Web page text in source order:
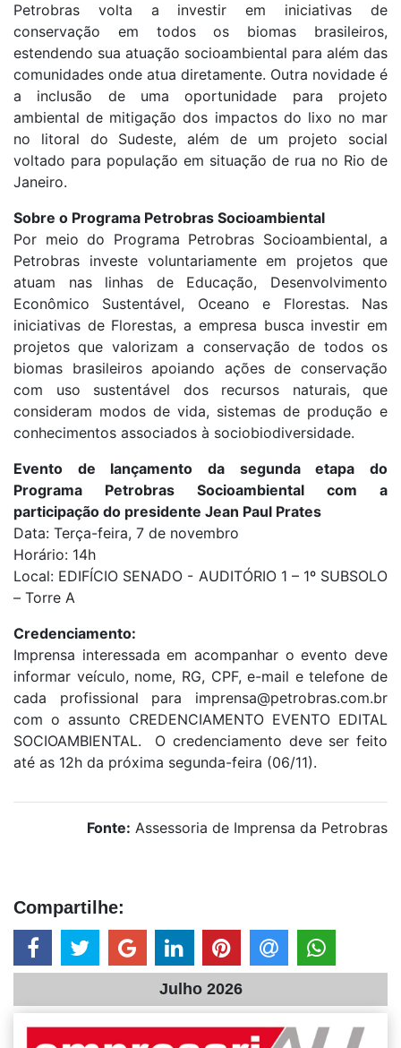
Petrobras volta a investir em iniciativas de
conservação em todos os biomas brasileiros,
estendendo sua atuação socioambiental para além das
comunidades onde atua diretamente. Outra novidade é
a inclusão de uma oportunidade para projeto
ambiental de mitigação dos impactos do lixo no mar
no litoral do Sudeste, além de um projeto social
voltado para população em situação de rua no Rio de
Janeiro.
Sobre o Programa Petrobras Socioambiental
Por meio do Programa Petrobras Socioambiental, a
Petrobras investe voluntariamente em projetos que
atuam nas linhas de Educação, Desenvolvimento
Econômico Sustentável, Oceano e Florestas. Nas
iniciativas de Florestas, a empresa busca investir em
projetos que valorizam a conservação de todos os
biomas brasileiros apoiando ações de conservação
com uso sustentável dos recursos naturais, que
consideram modos de vida, sistemas de produção e
conhecimentos associados à sociobiodiversidade.
Evento de lançamento da segunda etapa do
Programa Petrobras Socioambiental com a
participação do presidente Jean Paul Prates
Data: Terça-feira, 7 de novembro
Horário: 14h
Local: EDIFÍCIO SENADO - AUDITÓRIO 1 – 1º SUBSOLO
– Torre A
Credenciamento:
Imprensa interessada em acompanhar o evento deve
informar veículo, nome, RG, CPF, e-mail e telefone de
cada profissional para imprensa@petrobras.com.br
com o assunto CREDENCIAMENTO EVENTO EDITAL
SOCIOAMBIENTAL. O credenciamento deve ser feito
até as 12h da próxima segunda-feira (06/11).
Fonte: Assessoria de Imprensa da Petrobras
Compartilhe:
Julho 2026